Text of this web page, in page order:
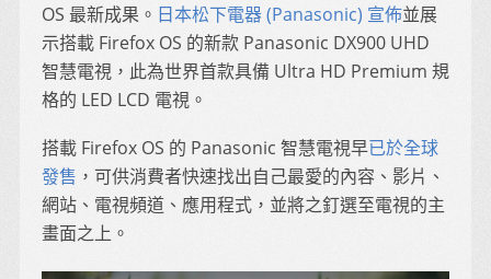
OS 最新成果。 日本松下電器 (Panasonic) 宣佈並展
示搭載 Firefox OS 的新款 Panasonic DX900 UHD
智慧電視，此為世界首款具備 Ultra HD Premium 規
格的 LED LCD 電視。
搭載 Firefox OS 的 Panasonic 智慧電視早已於全球
發售 ，可供消費者快速找出自己最愛的內容、影片、
網站、電視頻道、應用程式，並將之釘選至電視的主
畫面之上。